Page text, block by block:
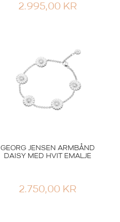
2.995,00 KR
GEORG JENSEN ARMBÅND
DAISY MED HVIT EMALJE
2.750,00 KR